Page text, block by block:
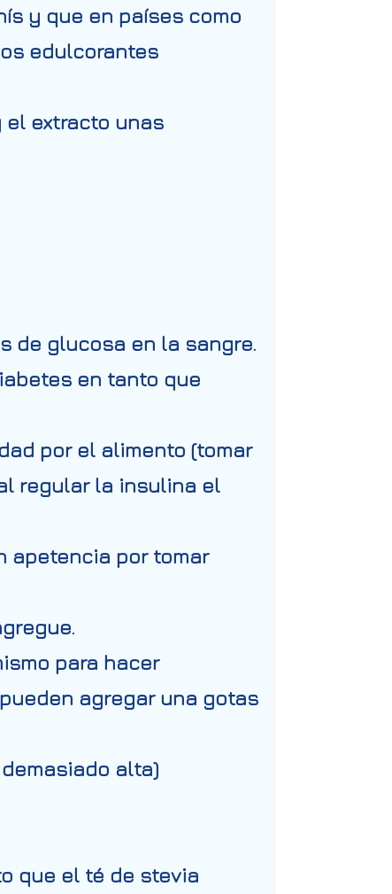
y que en países como
edulcorantes
extracto unas
de glucosa en la sangre.
en tanto que
por el alimento (tomar
regular la insulina el
apetencia por tomar
para hacer
agregar una gotas
alta)
que el té de stevia